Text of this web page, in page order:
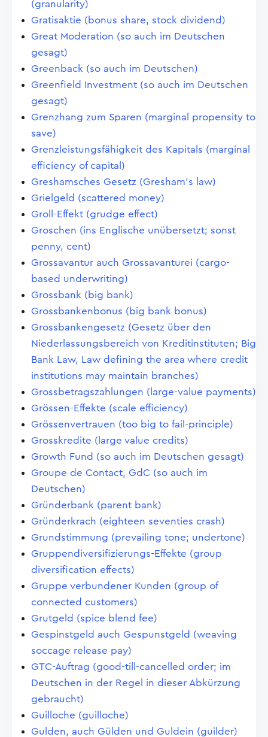
(granularity)
Gratisaktie (bonus share, stock dividend)
Great Moderation (so auch im Deutschen
gesagt)
Greenback (so auch im Deutschen)
Greenfield Investment (so auch im Deutschen
gesagt)
Grenzhang zum Sparen (marginal propensity to
save)
Grenzleistungsfähigkeit des Kapitals (marginal
efficiency of capital)
Greshamsches Gesetz (Gresham's law)
Grielgeld (scattered money)
Groll-Effekt (grudge effect)
Groschen (ins Englische unübersetzt; sonst
penny, cent)
Grossavantur auch Grossavanturei (cargo-
based underwriting)
Grossbank (big bank)
Grossbankenbonus (big bank bonus)
Grossbankengesetz (Gesetz über den
Niederlassungsbereich von Kreditinstituten; Big
Bank Law, Law defining the area where credit
institutions may maintain branches)
Grossbetragszahlungen (large-value payments)
Grössen-Effekte (scale efficiency)
Grössenvertrauen (too big to fail-principle)
Grosskredite (large value credits)
Growth Fund (so auch im Deutschen gesagt)
Groupe de Contact, GdC (so auch im
Deutschen)
Gründerbank (parent bank)
Gründerkrach (eighteen seventies crash)
Grundstimmung (prevailing tone; undertone)
Gruppendiversifizierungs-Effekte (group
diversification effects)
Gruppe verbundener Kunden (group of
connected customers)
Grutgeld (spice blend fee)
Gespinstgeld auch Gespunstgeld (weaving
soccage release pay)
GTC-Auftrag (good-till-cancelled order; im
Deutschen in der Regel in dieser Abkürzung
gebraucht)
Guilloche (guilloche)
Gulden, auch Gülden und Guldein (guilder)